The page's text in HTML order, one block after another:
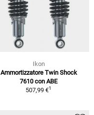
Ikon
Ammortizzatore Twin Shock
7610 con ABE
507,99 €1